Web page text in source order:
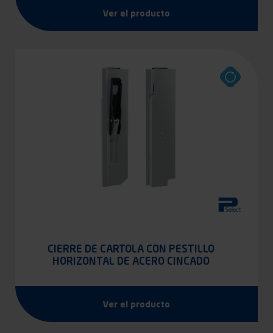
Ver el producto
CIERRE DE CARTOLA CON PESTILLO
HORIZONTAL DE ACERO CINCADO
Ver el producto